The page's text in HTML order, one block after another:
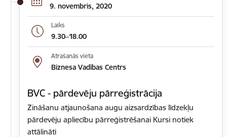
9. novembris, 2020
Laiks
9.30–18.00
Atrašanās vieta
Biznesa Vadības Centrs
BVC - pārdevēju pārreģistrācija
Zināšanu atjaunošana augu aizsardzības līdzekļu
pārdevēju apliecību pārreģistrēšanai Kursi notiek
attālināti